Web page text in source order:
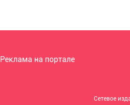
Реклама на портале
Сетевое